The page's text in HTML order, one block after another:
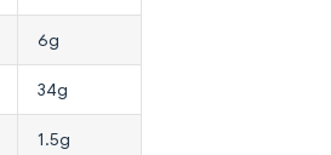
6g
34g
1.5g